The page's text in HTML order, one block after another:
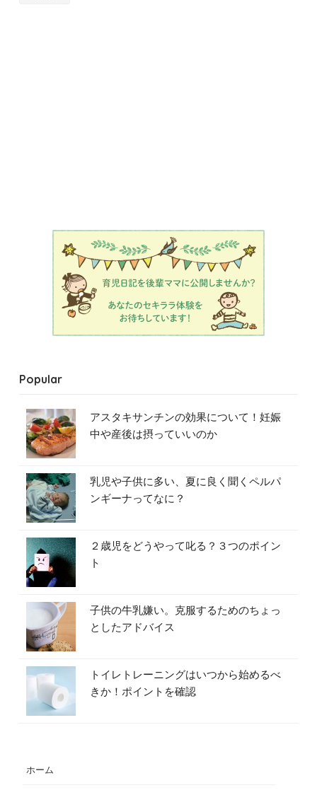
Popular
アスタキサンチンの効果について！妊娠
中や産後は摂っていいのか
乳児や子供に多い、夏に良く聞くペルパ
ンギーナってなに？
２歳児をどうやって叱る？３つのポイン
ト
子供の牛乳嫌い。克服するためのちょっ
としたアドバイス
トイレトレーニングはいつから始めるべ
きか！ポイントを確認
ホーム